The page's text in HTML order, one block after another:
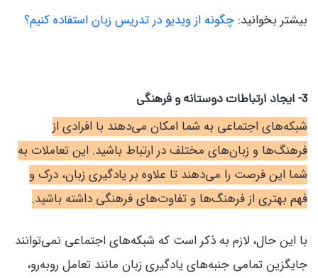
بیشتر بخوانید: چگونه از ویدیو در تدریس زبان استفاده کنیم؟
3- ایجاد ارتباطات دوستانه و فرهنگی
شبکه‌های اجتماعی به شما امکان می‌دهند با افرادی از
فرهنگ‌ها و زبان‌های مختلف در ارتباط باشید. این تعاملات به
شما این فرصت را می‌دهند تا علاوه بر یادگیری زبان، درک و
فهم بهتری از فرهنگ‌ها و تفاوت‌های فرهنگی داشته باشید.
با این حال، لازم به ذکر است که شبکه‌های اجتماعی نمی‌توانند
جایگزین تمامی جنبه‌های یادگیری زبان مانند تعامل روبه‌رو،